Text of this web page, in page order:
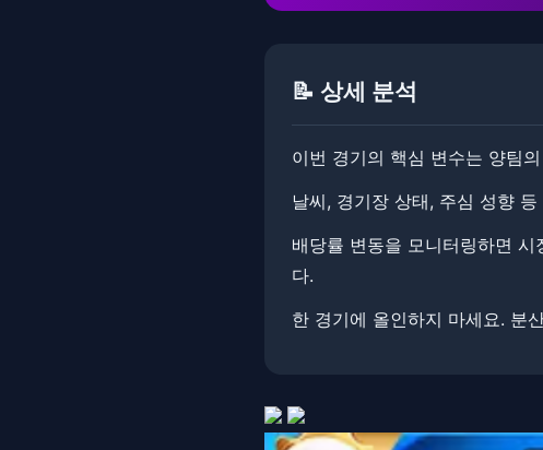
📝 상세 분석
이번 경기의 핵심 변수는 양팀
날씨, 경기장 상태, 주심 성향
배당률 변동을 모니터링하면
다.
한 경기에 올인하지 마세요. ​분